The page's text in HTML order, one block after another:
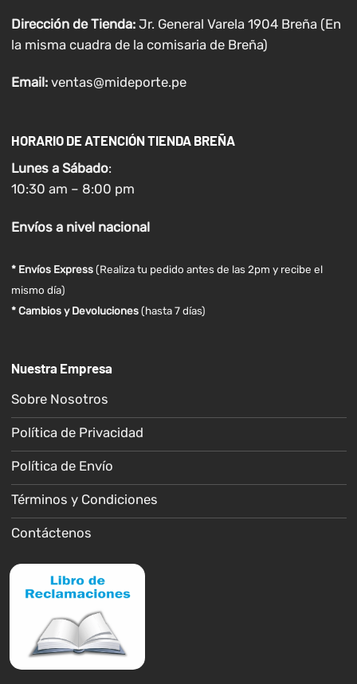
Dirección de Tienda: Jr. General Varela 1904 Breña (En
la misma cuadra de la comisaria de Breña)
Email: ventas@mideporte.pe
HORARIO DE ATENCIÓN TIENDA BREÑA
Lunes a Sábado:
10:30 am – 8:00 pm
Envíosa nivel nacional
* Envíos Express(Realiza tu pedido antes de las 2pm y recibe el
mismo día)
* Cambios y Devoluciones (hasta 7 días)
Nuestra Empresa
Sobre Nosotros
Política de Privacidad
Política de Envío
Términos y Condiciones
Contáctenos